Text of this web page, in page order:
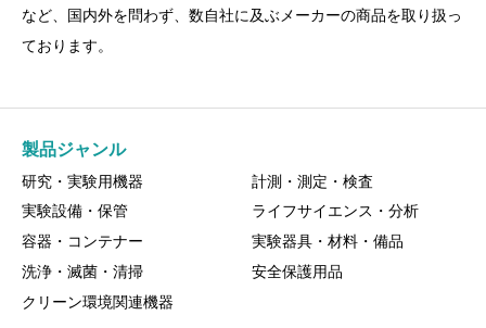
など、国内外を問わず、数自社に及ぶメーカーの商品を取り扱っ
ております。
製品ジャンル
研究・実験用機器
計測・測定・検査
実験設備・保管
ライフサイエンス・分析
容器・コンテナー
実験器具・材料・備品
洗浄・滅菌・清掃
安全保護用品
クリーン環境関連機器